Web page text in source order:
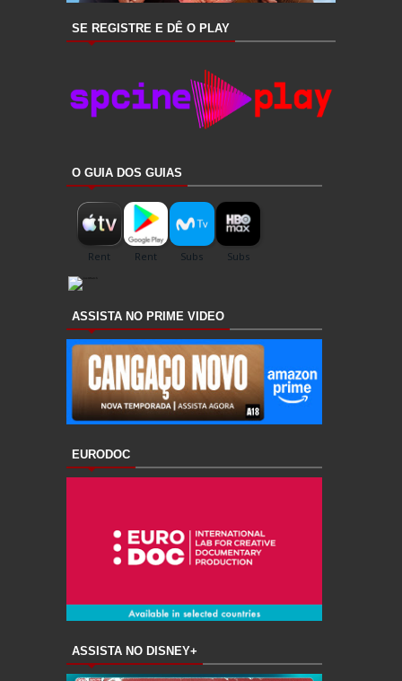
SE REGISTRE E DÊ O PLAY
O GUIA DOS GUIAS
ASSISTA NO PRIME VIDEO
EURODOC
ASSISTA NO DISNEY+